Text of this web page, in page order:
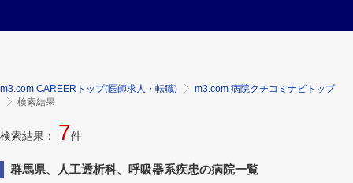
m3.com CAREERトップ(医師求人・転職)
m3.com 病院クチコミナビトップ
検索結果
検索結果： 7件
群馬県、人工透析科、呼吸器系疾患の病院一覧